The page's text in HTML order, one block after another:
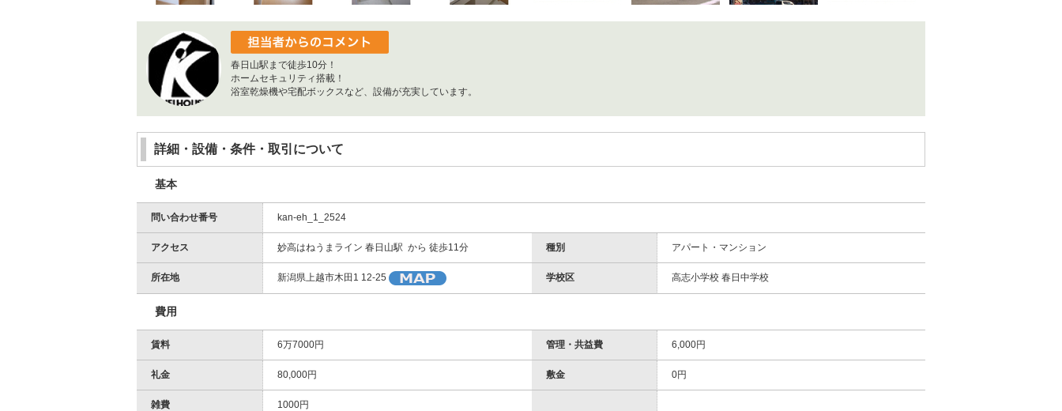
春日山駅まで徒歩10分！
ホームセキュリティ搭載！
浴室乾燥機や宅配ボックスなど、設備が充実しています。
詳細・設備・条件・取引について
基本
問い合わせ番号 kan-eh_1_2524
アクセス 妙高はねうまライン 春日山駅 から 徒歩11分 種別 アパート・マンション
所在地 新潟県上越市木田1 12-25 学校区 高志小学校 春日中学校
費用
賃料 6万7000円 管理・共益費 6,000円
礼金 80,000円 敷金 0円
雑費 1000円